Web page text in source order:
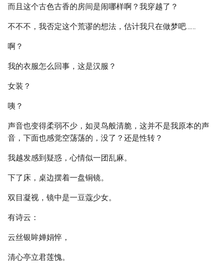
而且这个古色古香的房间是闹哪样啊？我穿越了？
不不不，我否定这个荒谬的想法，估计我只在做梦吧……
啊？
我的衣服怎么回事，这是汉服？
女装？
咦？
声音也变得柔弱不少，如灵鸟般清脆，这并不是我原本的声
音，下面也感觉空荡荡的，没了？还是性转？
我越发感到疑惑，心情似一团乱麻。
下了床，桌边摆着一盘铜镜。
双目凝视，镜中是一豆蔻少女。
有诗云：
云丝银眸婵娟悴，
清心亭立君莲愧。